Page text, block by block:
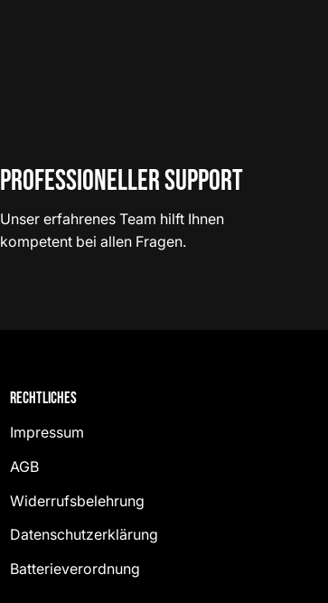
Professioneller Support
Unser erfahrenes Team hilft Ihnen
kompetent bei allen Fragen.
Rechtliches
Impressum
AGB
Widerrufsbelehrung
Datenschutzerklärung
Batterieverordnung